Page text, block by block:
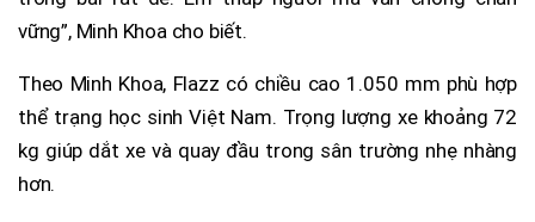
vững”, Minh Khoa cho biết.
Theo Minh Khoa, Flazz có chiều cao 1.050 mm phù hợp
thể trạng học sinh Việt Nam. Trọng lượng xe khoảng 72
kg giúp dắt xe và quay đầu trong sân trường nhẹ nhàng
hơn.